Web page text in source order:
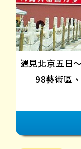
遇見北京五日
98藝術區